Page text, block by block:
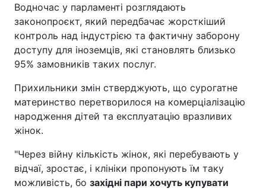
Водночас у парламенті розглядають
законопроєкт, який передбачає жорсткіший
контроль над індустрією та фактичну заборону
доступу для іноземців, які становлять близько
95% замовників таких послуг.
Прихильники змін стверджують, що сурогатне
материнство перетворилося на комерціалізацію
народження дітей та експлуатацію вразливих
жінок.
"Через війну кількість жінок, які перебувають у
відчаї, зростає, і клініки пропонують їм таку
можливість, бо західні пари хочуть купувати